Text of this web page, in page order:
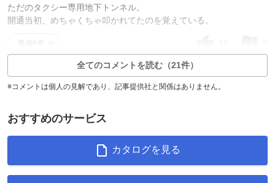
ただのタクシー専用地下トンネル。
開通当初、めちゃくちゃ叩かれてたのを覚えている。
全てのコメントを読む（21件）
※コメントは個人の見解であり、記事提供社と関係はありません。
おすすめのサービス
カタログを見る